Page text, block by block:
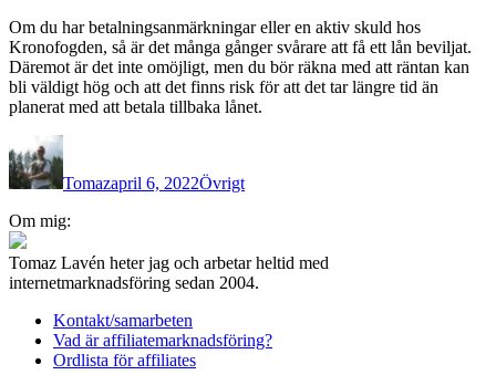
Om du har betalningsanmärkningar eller en aktiv skuld hos
Kronofogden, så är det många gånger svårare att få ett lån beviljat.
Däremot är det inte omöjligt, men du bör räkna med att räntan kan
bli väldigt hög och att det finns risk för att det tar längre tid än
planerat med att betala tillbaka lånet.
Författare
Tomazapril 6, 2022Övrigt
Om mig:
Tomaz Lavén heter jag och arbetar heltid med
internetmarknadsföring sedan 2004.
Kontakt/samarbeten
Vad är affiliatemarknadsföring?
Ordlista för affiliates